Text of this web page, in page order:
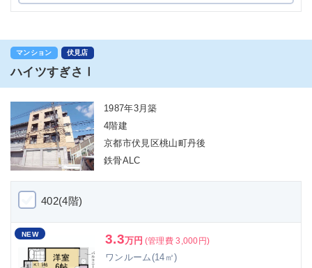
マンション 伏見店
ハイツすぎさⅠ
1987年3月築
4階建
京都市伏見区桃山町丹後
鉄骨ALC
402(4階)
NEW 3.3万円 (管理費 3,000円)
ワンルーム(14㎡)